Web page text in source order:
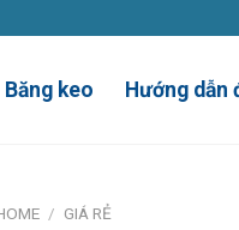
Băng keo Hướng dẫn
/ GIÁ RẺ